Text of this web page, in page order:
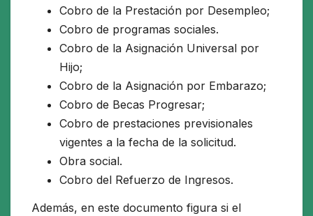
Cobro de la Prestación por Desempleo;
Cobro de programas sociales.
Cobro de la Asignación Universal por
Hijo;
Cobro de la Asignación por Embarazo;
Cobro de Becas Progresar;
Cobro de prestaciones previsionales
vigentes a la fecha de la solicitud.
Obra social.
Cobro del Refuerzo de Ingresos.
Además, en este documento figura si el